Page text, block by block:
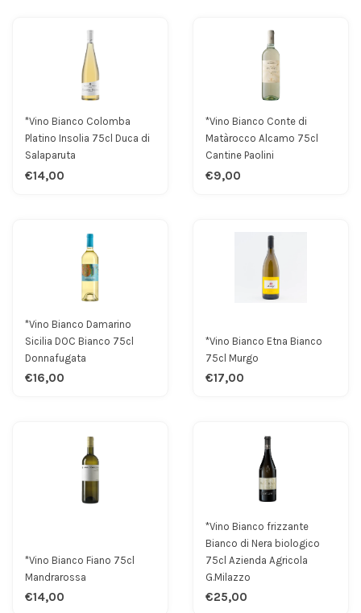
*Vino Bianco Colomba
Platino Insolia 75cl Duca di
Salaparuta
€14,00
*Vino Bianco Conte di
Matàrocco Alcamo 75cl
Cantine Paolini
€9,00
*Vino Bianco Damarino
Sicilia DOC Bianco 75cl
Donnafugata
€16,00
*Vino Bianco Etna Bianco
75cl Murgo
€17,00
*Vino Bianco Fiano 75cl
Mandrarossa
€14,00
*Vino Bianco frizzante
Bianco di Nera biologico
75cl Azienda Agricola
G.Milazzo
€25,00